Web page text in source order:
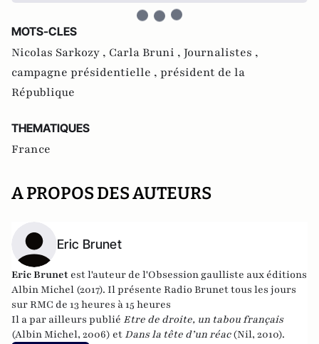
MOTS-CLES
Nicolas Sarkozy , Carla Bruni , Journalistes ,
campagne présidentielle , président de la
République
THEMATIQUES
France
A PROPOS DES AUTEURS
Eric Brunet
Eric Brunet est l'auteur de l'Obsession gaulliste aux éditions
Albin Michel (2017). Il présente Radio Brunet tous les jours
sur RMC de 13 heures à 15 heures
Il a par ailleurs publié Etre de droite, un tabou français
(Albin Michel, 2006) et Dans la tête d’un réac(Nil, 2010).